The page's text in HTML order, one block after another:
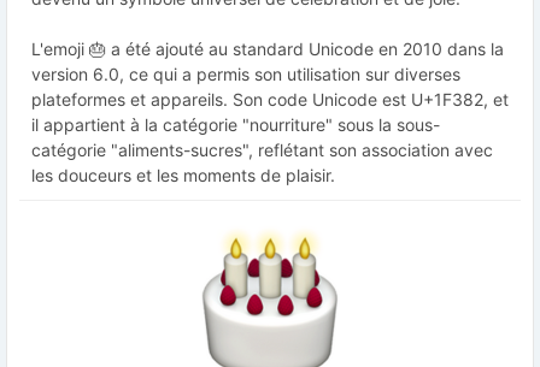
L'emoji 🎂 a été ajouté au standard Unicode en 2010 dans la
version 6.0, ce qui a permis son utilisation sur diverses
plateformes et appareils. Son code Unicode est U+1F382, et
il appartient à la catégorie "nourriture" sous la sous-
catégorie "aliments-sucres", reflétant son association avec
les douceurs et les moments de plaisir.